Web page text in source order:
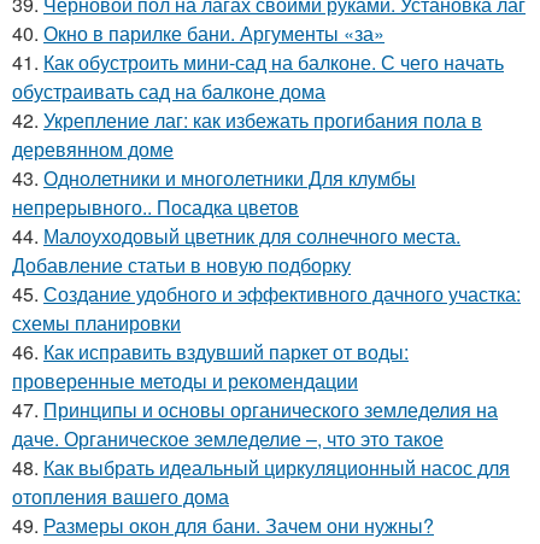
40. Окно в парилке бани. Аргументы «за»
41. Как обустроить мини-сад на балконе. С чего начать
обустраивать сад на балконе дома
42. Укрепление лаг: как избежать прогибания пола в
деревянном доме
43. Однолетники и многолетники Для клумбы
непрерывного.. Посадка цветов
44. Малоуходовый цветник для солнечного места.
Добавление статьи в новую подборку
45. Создание удобного и эффективного дачного участка:
схемы планировки
46. Как исправить вздувший паркет от воды:
проверенные методы и рекомендации
47. Принципы и основы органического земледелия на
даче. Органическое земледелие –, что это такое
48. Как выбрать идеальный циркуляционный насос для
отопления вашего дома
49. Размеры окон для бани. Зачем они нужны?